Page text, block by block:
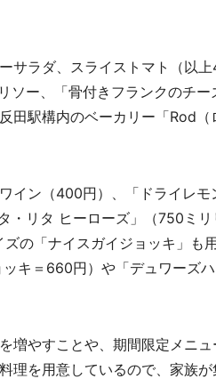
サラダ、スライストマト（以
ソー、「骨付きフランクのチ
田駅構内のベーカリー「Rod
イン（400円）、「ドライレモ
・リタ ヒーローズ」（750ミ
の「ナイスガイジョッキ」も
キ＝660円）や「デュワーズ
やすことや、期間限定メニュ
理を用意しているので、家族